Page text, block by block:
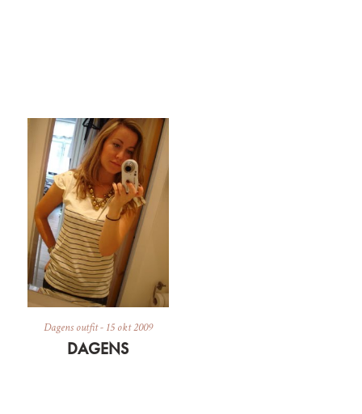
Dagens outfit- 15 okt 2009
DAGENS